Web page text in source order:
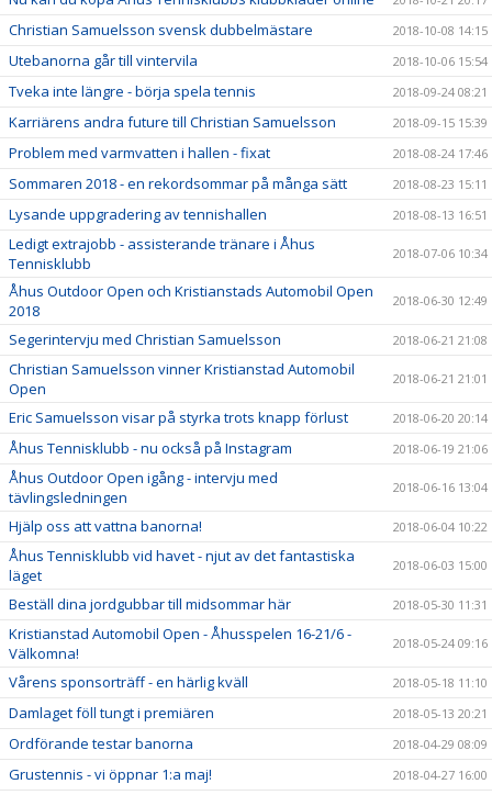
Christian Samuelsson svensk dubbelmästare 2018-10-08 14:15
Utebanorna går till vintervila 2018-10-06 15:54
Tveka inte längre - börja spela tennis 2018-09-24 08:21
Karriärens andra future till Christian Samuelsson 2018-09-15 15:39
Problem med varmvatten i hallen - fixat 2018-08-24 17:46
Sommaren 2018 - en rekordsommar på många sätt 2018-08-23 15:11
Lysande uppgradering av tennishallen 2018-08-13 16:51
Ledigt extrajobb - assisterande tränare i Åhus
Tennisklubb
2018-07-06 10:34
Åhus Outdoor Open och Kristianstads Automobil Open
2018
2018-06-30 12:49
Segerintervju med Christian Samuelsson 2018-06-21 21:08
Christian Samuelsson vinner Kristianstad Automobil
Open
2018-06-21 21:01
Eric Samuelsson visar på styrka trots knapp förlust 2018-06-20 20:14
Åhus Tennisklubb - nu också på Instagram 2018-06-19 21:06
Åhus Outdoor Open igång - intervju med
tävlingsledningen
2018-06-16 13:04
Hjälp oss att vattna banorna! 2018-06-04 10:22
Åhus Tennisklubb vid havet - njut av det fantastiska
läget
2018-06-03 15:00
Beställ dina jordgubbar till midsommar här 2018-05-30 11:31
Kristianstad Automobil Open - Åhusspelen 16-21/6 -
Välkomna!
2018-05-24 09:16
Vårens sponsorträff - en härlig kväll 2018-05-18 11:10
Damlaget föll tungt i premiären 2018-05-13 20:21
Ordförande testar banorna 2018-04-29 08:09
Grustennis - vi öppnar 1:a maj! 2018-04-27 16:00